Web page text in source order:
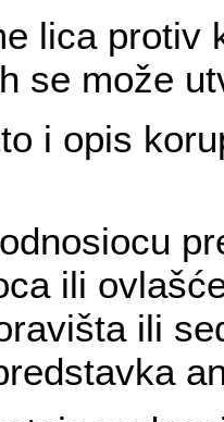
lica protiv
se može
i opis
ili
ili